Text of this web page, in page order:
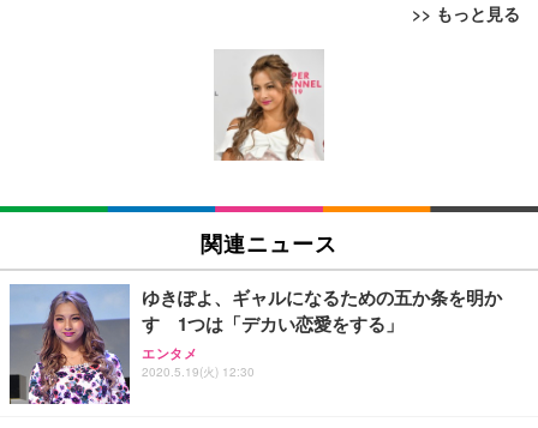
>> もっと見る
[EdoErgo] オフィスチェア 椅子 テレワーク 疲れな
い 跳ね上げ式アームレスト コンパクト 約105度ロッ
キング pc 事務椅子 360度回転 座面昇降 強化ナイロ
ン樹脂ベース 通気性メッシュ 在宅ワーク H-WY01
(黒網+黒枠+黒足)
SIHOO B100 オフィスチェア／デスクチェア メッシ
ュチェア 人間工学 疲れない ブラック
￥27,999
Sezlife オフィスチェア デスクチェア 疲れない テレ
ワーク チェア 強化バックレスト 30度ロッキング機
能 人間工学 椅子 腰サポート 90度跳ね上げ式アーム
EIZO ビジネス向けプレミアムモニター | FlexScan
EV3240X-WT | 31.5型4K UHD・USB Type-C・ホワ
EIZO ビジネス向けプレミアムモニター | FlexScan
￥109,572
【純正品】27"ゲーミングモニター DualSense 充電
フック付き（CFI-ZDM1J）
Amazonベーシック ペットシーツ 薄型 レギュラー 1
回使い捨て 無香料 ホワイト 300枚
Amazonベーシック ペットシーツ 厚型 ワイド 42枚
x2袋(84枚) ホワイト(吸収面:ライトブルー)
￥3,234
ネオ・ルーライフ ネオ・オムツ L 中型犬用 26枚入
り 単品
関連ニュース
ゆきぽよ、ギャルになるための五か条を明か
す 1つは「デカい恋愛をする」
エンタメ
2020.5.19(火) 12:30